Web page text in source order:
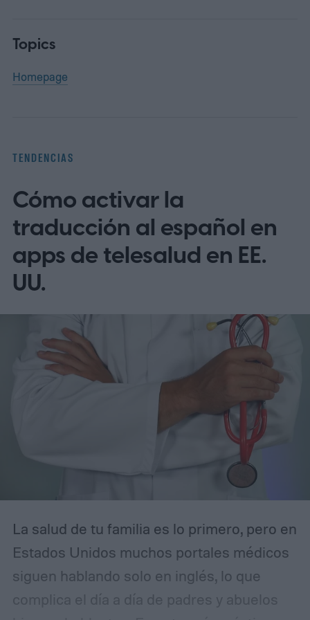
Topics
Homepage
TENDENCIAS
Cómo activar la
traducción al español en
apps de telesalud en EE.
UU.
La salud de tu familia es lo primero, pero en
Estados Unidos muchos portales médicos
siguen hablando solo en inglés, lo que
complica el día a día de padres y abuelos